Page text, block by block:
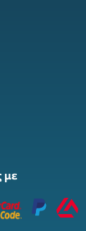
με